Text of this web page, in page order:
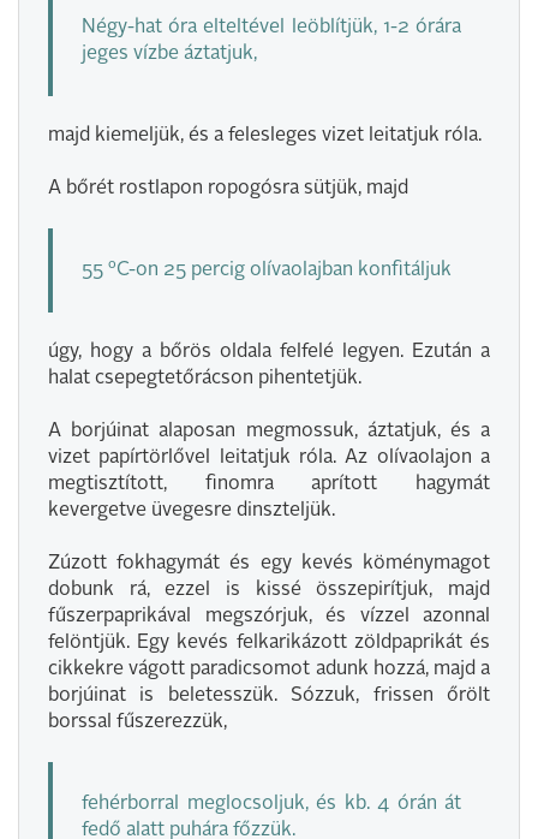
Négy-hat óra elteltével leöblítjük, 1-2 órára
jeges vízbe áztatjuk,
majd kiemeljük, és a felesleges vizet leitatjuk róla.
A bőrét rostlapon ropogósra sütjük, majd
55 ºC-on 25 percig olívaolajban konfitáljuk
úgy, hogy a bőrös oldala felfelé legyen. Ezután a
halat csepegtetőrácson pihentetjük.
A borjúinat alaposan megmossuk, áztatjuk, és a
vizet papírtörlővel leitatjuk róla. Az olívaolajon a
megtisztított, finomra aprított hagymát
kevergetve üvegesre dinszteljük.
Zúzott fokhagymát és egy kevés köménymagot
dobunk rá, ezzel is kissé összepirítjuk, majd
fűszerpaprikával megszórjuk, és vízzel azonnal
felöntjük. Egy kevés felkarikázott zöldpaprikát és
cikkekre vágott paradicsomot adunk hozzá, majd a
borjúinat is beletesszük. Sózzuk, frissen őrölt
borssal fűszerezzük,
fehérborral meglocsoljuk, és kb. 4 órán át
fedő alatt puhára főzzük.